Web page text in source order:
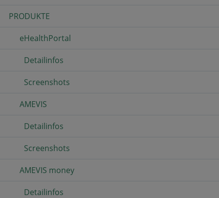
Menu
PRODUKTE
eHealthPortal
Detailinfos
Screenshots
AMEVIS
Detailinfos
Screenshots
AMEVIS money
Detailinfos